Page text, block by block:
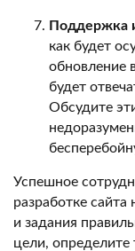
Поддержка
как будет
обновление
будет
Обсудите
Успешное
разработке сайта
и задания
цели,